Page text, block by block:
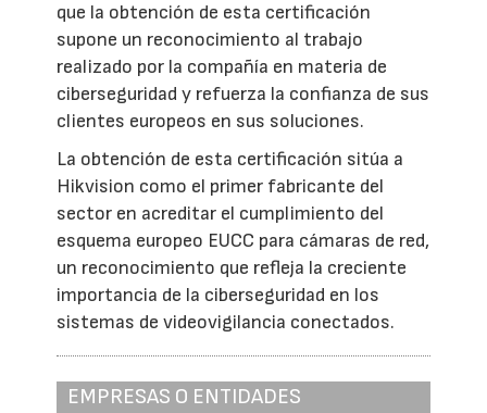
que la obtención de esta certificación
supone un reconocimiento al trabajo
realizado por la compañía en materia de
ciberseguridad y refuerza la confianza de sus
clientes europeos en sus soluciones.
La obtención de esta certificación sitúa a
Hikvision como el primer fabricante del
sector en acreditar el cumplimiento del
esquema europeo EUCC para cámaras de red,
un reconocimiento que refleja la creciente
importancia de la ciberseguridad en los
sistemas de videovigilancia conectados.
EMPRESAS O ENTIDADES